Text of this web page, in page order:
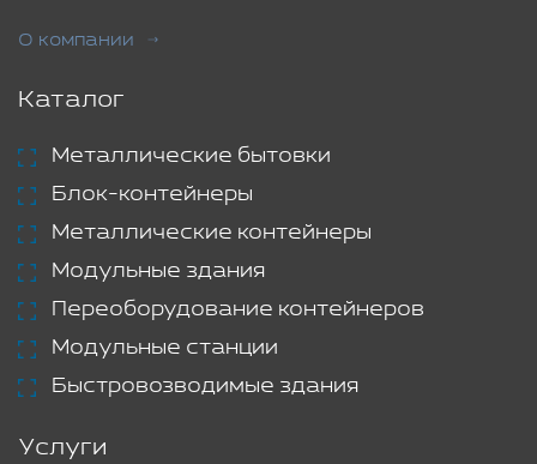
О компании
Каталог
Металлические бытовки
Блок-контейнеры
Металлические контейнеры
Модульные здания
Переоборудование контейнеров
Модульные станции
Быстровозводимые здания
Услуги